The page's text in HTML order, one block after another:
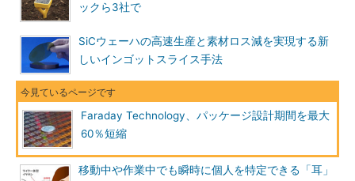
ックら3社で
SiCウェーハの高速生産と素材ロス減を実現する新
しいインゴットスライス手法
Faraday Technology、パッケージ設計期間を最大
60％短縮
移動中や作業中でも瞬時に個人を特定できる「耳」